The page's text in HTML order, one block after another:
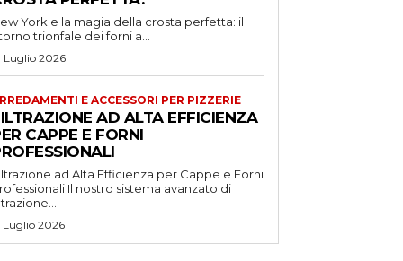
York e la magia della crosta perfetta: il
trionfale dei forni a...
Luglio 2026
E ACCESSORI PER PIZZERIE
AD ALTA EFFICIENZA
CAPPE E FORNI
ad Alta Efficienza per Cappe e Forni
Il nostro sistema avanzato di
Luglio 2026